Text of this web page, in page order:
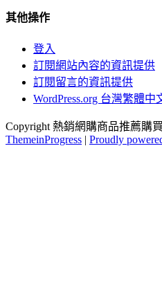
其他操作
登入
訂閱網站內容的資訊提供
訂閱留言的資訊提供
WordPress.org 台灣繁體中
Copyright 熱銷網購商品推薦購
ThemeinProgress | Proudly